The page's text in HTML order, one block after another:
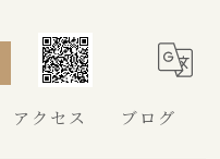
アクセス ブログ